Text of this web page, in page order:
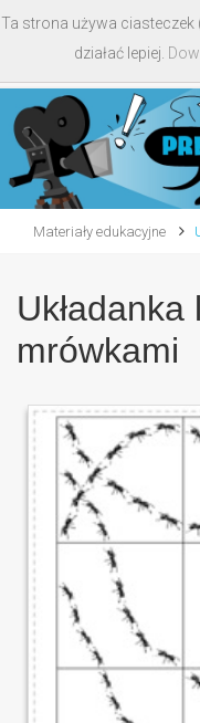
Materiały edukacyjne
mrówkami
Ta strona używa
działać lepiej.